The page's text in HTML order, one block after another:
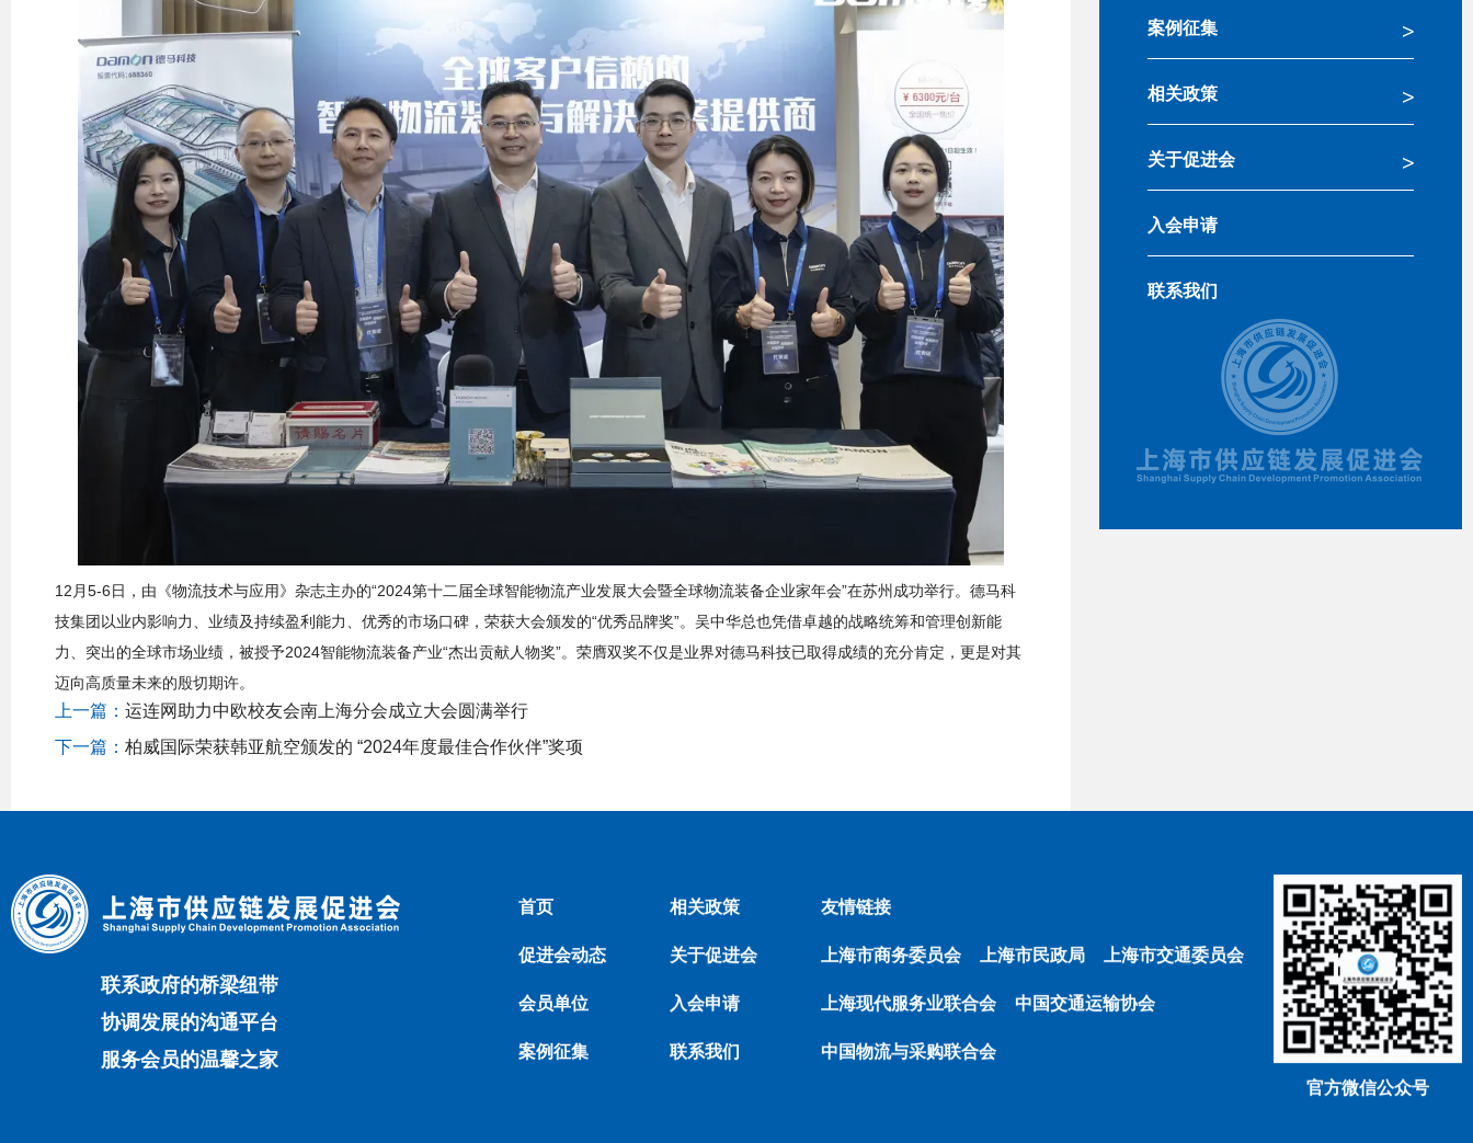
12月5-6日，由《物流技术与应用》杂志主办的“2024第十二届全球智能物流产业发展大会暨全球物流装备企业家年会”在苏州成功举行。德马科
技集团以业内影响力、业绩及持续盈利能力、优秀的市场口碑，荣获大会颁发的“优秀品牌奖”。吴中华总也凭借卓越的战略统筹和管理创新能
力、突出的全球市场业绩，被授予2024智能物流装备产业“杰出贡献人物奖”。荣膺双奖不仅是业界对德马科技已取得成绩的充分肯定，更是对其
迈向高质量未来的殷切期许。
上一篇： 运连网助力中欧校友会南上海分会成立大会圆满举行
下一篇： 柏威国际荣获韩亚航空颁发的 “2024年度最佳合作伙伴”奖项
案例征集
相关政策
关于促进会
入会申请
联系我们
联系政府的桥梁纽带
协调发展的沟通平台
服务会员的温馨之家
首页
促进会动态
会员单位
案例征集
相关政策
关于促进会
入会申请
联系我们
友情链接
上海市商务委员会 上海市民政局 上海市交通委员会
上海现代服务业联合会 中国交通运输协会
中国物流与采购联合会
官方微信公众号